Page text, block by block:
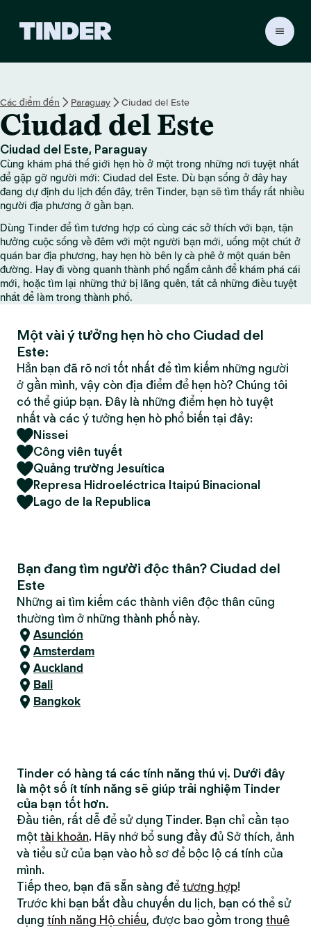
c
h
ủ
T
i
n
d
e
Các điểm đến Paraguay Ciudad del Este
Ciudad del Este
Ciudad del Este, Paraguay
Cùng khám phá thế giới hẹn hò ở một trong những nơi tuyệt nhất
để gặp gỡ người mới: Ciudad del Este. Dù bạn sống ở đây hay
đang dự định du lịch đến đây, trên Tinder, bạn sẽ tìm thấy rất nhiều
người địa phương ở gần bạn.
Dùng Tinder để tìm tương hợp có cùng các sở thích với bạn, tận
hưởng cuộc sống về đêm với một người bạn mới, uống một chút ở
quán bar địa phương, hay hẹn hò bên ly cà phê ở một quán bên
đường. Hay đi vòng quanh thành phố ngắm cảnh để khám phá cái
mới, hoặc tìm lại những thứ bị lãng quên, tất cả những điều tuyệt
nhất để làm trong thành phố.
Một vài ý tưởng hẹn hò cho Ciudad del
Este:
Hẳn bạn đã rõ nơi tốt nhất để tìm kiếm những người
ở gần mình, vậy còn địa điểm để hẹn hò? Chúng tôi
có thể giúp bạn. Đây là những điểm hẹn hò tuyệt
nhất và các ý tưởng hẹn hò phổ biến tại đây:
Nissei
Công viên tuyết
Quảng trường Jesuítica
Represa Hidroeléctrica Itaipú Binacional
Lago de la Republica
Bạn đang tìm người độc thân? Ciudad del
Este
Những ai tìm kiếm các thành viên độc thân cũng
thường tìm ở những thành phố này.
Asunción
Amsterdam
Auckland
Bali
Bangkok
Tinder có hàng tá các tính năng thú vị. Dưới đây
là một số ít tính năng sẽ giúp trải nghiệm Tinder
của bạn tốt hơn.
Đầu tiên, rất dễ để sử dụng Tinder. Bạn chỉ cần tạo
một tài khoản. Hãy nhớ bổ sung đầy đủ Sở thích, ảnh
và tiểu sử của bạn vào hồ sơ để bộc lộ cá tính của
mình.
Tiếp theo, bạn đã sẵn sàng để tương hợp!
Trước khi bạn bắt đầu chuyến du lịch, bạn có thể sử
dụng tính năng Hộ chiếu, được bao gồm trong thuê